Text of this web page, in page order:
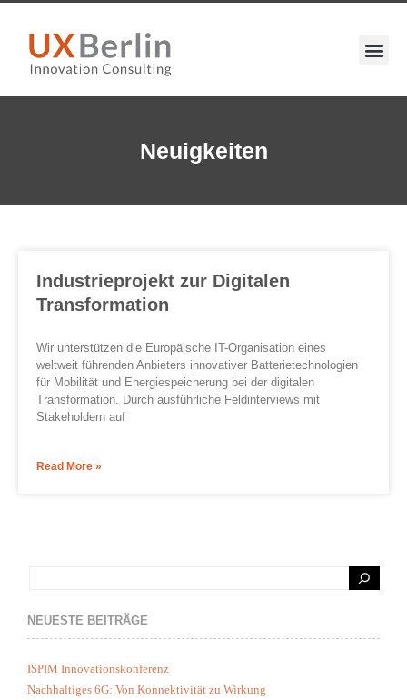
Neuigkeiten
Industrieprojekt zur Digitalen
Transformation
Wir unterstützen die Europäische IT-Organisation eines
weltweit führenden Anbieters innovativer Batterietechnologien
für Mobilität und Energiespeicherung bei der digitalen
Transformation. Durch ausführliche Feldinterviews mit
Stakeholdern auf
Read More »
NEUESTE BEITRÄGE
ISPIM Innovationskonferenz
Nachhaltiges 6G: Von Konnektivität zu Wirkung